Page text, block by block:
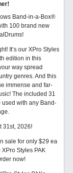
Band-in-a-Box®
100 brand new
It’s our XPro Styles
edition in this
way spread
genres. And this
immense and far-
The included 31
with any Band-
31st, 2026!
sale for only $29 ea
Styles PAK
now!